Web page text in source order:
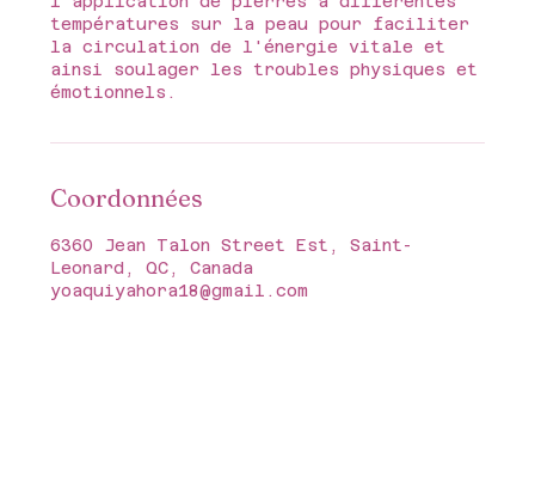
températures sur la peau pour faciliter
la circulation de l'énergie vitale et
ainsi soulager les troubles physiques et
émotionnels.
Coordonnées
6360 Jean Talon Street Est, Saint-
Leonard, QC, Canada
yoaquiyahora18@gmail.com